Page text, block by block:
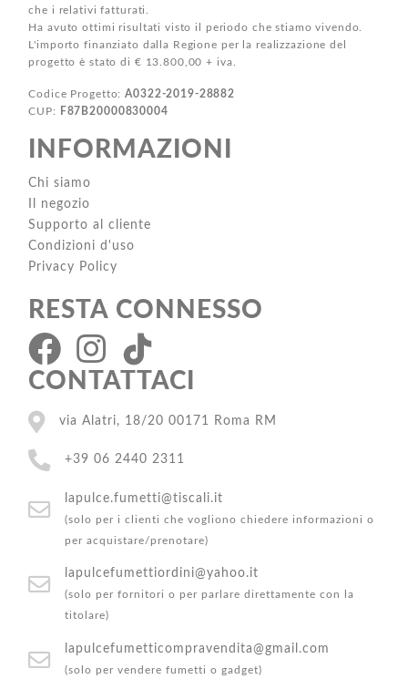
che i relativi fatturati.
Ha avuto ottimi risultati visto il periodo che stiamo vivendo.
L'importo finanziato dalla Regione per la realizzazione del
progetto è stato di € 13.800,00 + iva.
Codice Progetto:A0322-2019-28882
CUP:
F87B20000830004
INFORMAZIONI
Chi siamo
Il negozio
Supporto al cliente
Condizioni d'uso
Privacy Policy
RESTA CONNESSO
CONTATTACI
via Alatri, 18/20 00171 Roma RM
+39 06 2440 2311
lapulce.fumetti@tiscali.it
(solo per i clienti che vogliono chiedere informazioni o
per acquistare/prenotare)
lapulcefumettiordini@yahoo.it
(solo per fornitori o per parlare direttamente con la
titolare)
lapulcefumetticompravendita@gmail.com
(solo per vendere fumetti o gadget)